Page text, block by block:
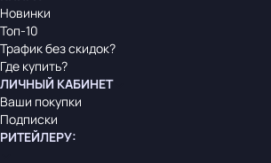
Новинки
Топ-10
Трафик без скидок?
Где купить?
ЛИЧНЫЙ КАБИНЕТ
Ваши покупки
Подписки
РИТЕЙЛЕРУ: